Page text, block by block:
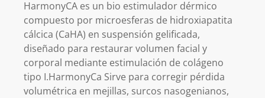
HarmonyCA es un bio estimulador dérmico
compuesto por microesferas de hidroxiapatita
cálcica (CaHA) en suspensión gelificada,
diseñado para restaurar volumen facial y
corporal mediante estimulación de colágeno
tipo I.HarmonyCa Sirve para corregir pérdida
volumétrica en mejillas, surcos nasogenianos,